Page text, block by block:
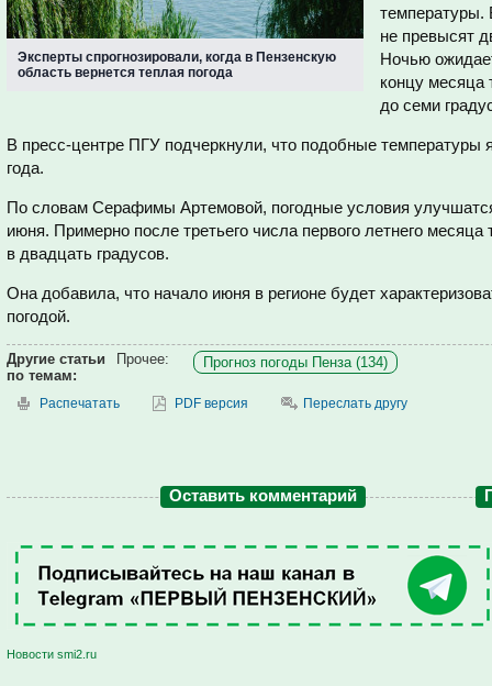
Эксперты спрогнозировали, когда в Пензенскую
область вернется теплая погода
температуры.
не превысят
Ночью
концу месяца
до семи
В пресс-центре ПГУ подчеркнули, что подобные температуры
года.
По словам Серафимы Артемовой, погодные условия
июня. Примерно после третьего числа первого летнего месяца
в двадцать градусов.
Она добавила, что начало июня в регионе будет
погодой.
Другие статьи
по темам:
Прочее: Прогноз погоды Пенза (134)
Распечатать PDF версия Переслать другу
Оставить комментарий
Новости smi2.ru